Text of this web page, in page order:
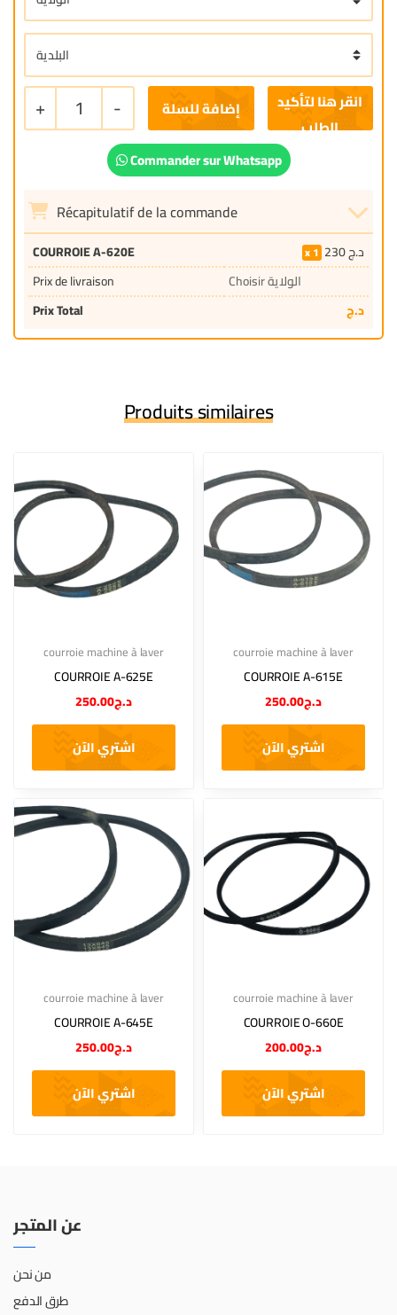
+ 1 - إضافة للسلة
Commander sur Whatsapp
Récapitulatif de la commande
COURROIE A-620E 1 230د.ج
Prix de livraison
Choisir الولاية
Prix Total
د.ج
Produits similaires
courroie machine à laver
COURROIE A-625E
د.ج250.00
اشتري الآن
courroie machine à laver
COURROIE A-615E
د.ج250.00
اشتري الآن
courroie machine à laver
COURROIE A-645E
د.ج250.00
اشتري الآن
courroie machine à laver
COURROIE O-660E
د.ج200.00
اشتري الآن
عن المتجر
من نحن
طرق الدفع